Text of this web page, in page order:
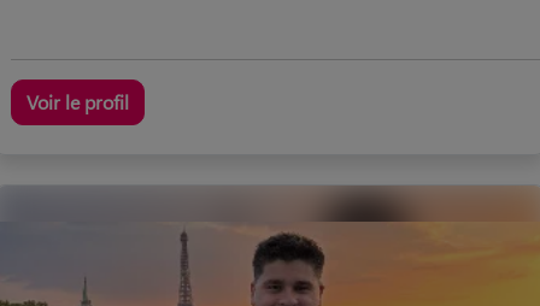
Voir le profil